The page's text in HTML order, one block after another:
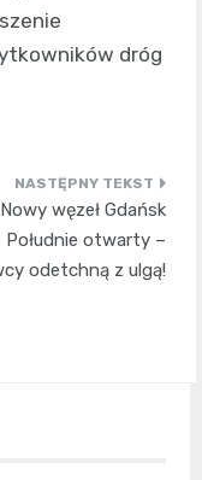
dróg
Nowy węzeł Gdańsk
Południe otwarty –
odetchną z ulgą!